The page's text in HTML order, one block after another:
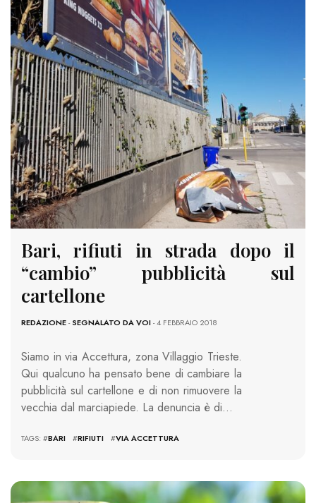
Bari, rifiuti in strada dopo il
“cambio” pubblicità sul
cartellone
REDAZIONE-SEGNALATO DA VOI- 4 FEBBRAIO 2018
Siamo in via Accettura, zona Villaggio Trieste.
Qui qualcuno ha pensato bene di cambiare la
pubblicità sul cartellone e di non rimuovere la
vecchia dal marciapiede. La denuncia è di…
TAGS: #BARI #RIFIUTI #VIA ACCETTURA